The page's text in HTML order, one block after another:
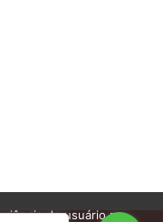
do usuário na